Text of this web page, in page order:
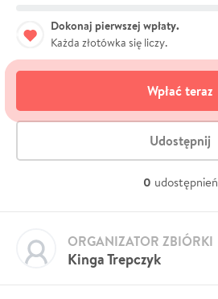
Dokonaj pierwszej wpłaty.
Każda złotówka się liczy.
Wpłać teraz
Udostępnij
0 udostępnień
Kinga Trepczyk
ORGANIZATOR ZBIÓRKI